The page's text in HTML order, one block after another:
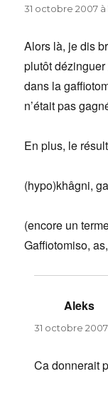
31 octobre 2007 à
Alors là, je dis
plutôt
dans la
n’était pas
En plus, le
(hypo)khâgni,
(encore un
Gaffiotomiso,
Aleks
31 octobre 2007
Ca donnerait